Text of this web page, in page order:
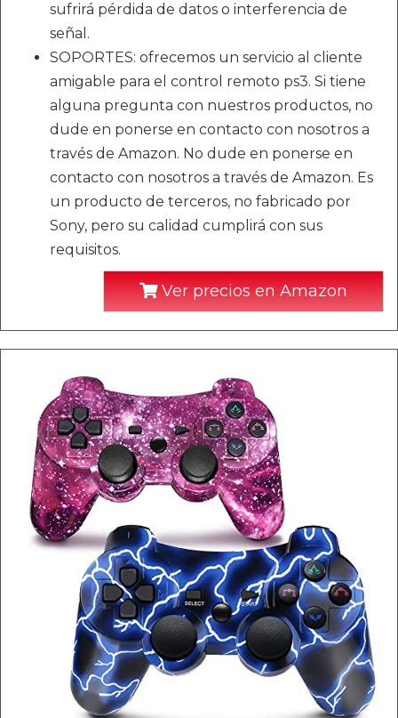
sufrirá pérdida de datos o interferencia de
señal.
SOPORTES: ofrecemos un servicio al cliente
amigable para el control remoto ps3. Si tiene
alguna pregunta con nuestros productos, no
dude en ponerse en contacto con nosotros a
través de Amazon. No dude en ponerse en
contacto con nosotros a través de Amazon. Es
un producto de terceros, no fabricado por
Sony, pero su calidad cumplirá con sus
requisitos.
Ver precios en Amazon